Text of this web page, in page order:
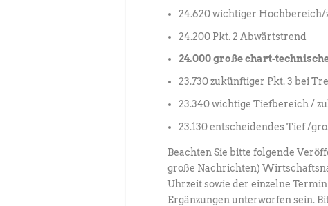
24.620 wichtiger
24.200 Pkt. 2 Abwärtstrend
24.000 große chart-
23.730 zukünftiger Pkt. 3 bei
23.340 wichtige Tiefbereich /
23.130 entscheidendes Tief /
Beachten Sie bitte folgende
große Nachrichten)
Uhrzeit sowie der einzelne
Ergänzungen unterworfen sein.